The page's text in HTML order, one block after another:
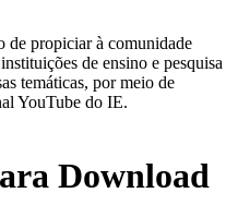
de propiciar à comunidade
de ensino e pesquisa
temáticas, por meio de
YouTube do IE.
Download